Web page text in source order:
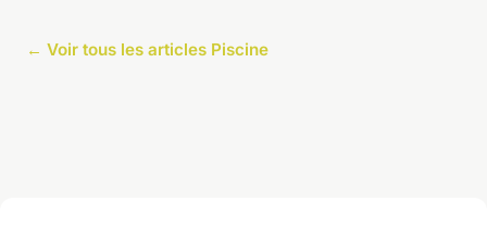
← Voir tous les articles Piscine